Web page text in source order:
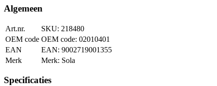
Algemeen
Art.nr.
218480
OEM code
02010401
EAN
9002719001355
Merk
Sola
Specificaties